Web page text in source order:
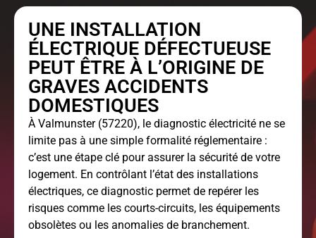
UNE INSTALLATION
ÉLECTRIQUE DÉFECTUEUSE
PEUT ÊTRE À L’ORIGINE DE
GRAVES ACCIDENTS
DOMESTIQUES
À Valmunster (57220), le diagnostic électricité ne se
limite pas à une simple formalité réglementaire :
c’est une étape clé pour assurer la sécurité de votre
logement. En contrôlant l’état des installations
électriques, ce diagnostic permet de repérer les
risques comme les courts-circuits, les équipements
obsolètes ou les anomalies de branchement.